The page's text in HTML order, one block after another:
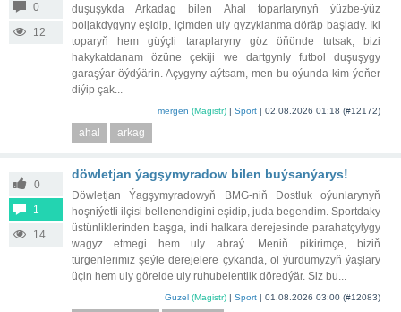
0
12
duşuşykda Arkadag bilen Ahal toparlarynyň ýüzbe-ýüz
boljakdygyny eşidip, içimden uly gyzyklanma döräp başlady. Iki
toparyň hem güýçli taraplaryny göz öňünde tutsak, bizi
hakykatdanam özüne çekiji we dartgynly futbol duşuşygy
garaşýar öýdýärin. Açygyny aýtsam, men bu oýunda kim ýeňer
diýip çak...
mergen (Magistr) |Sport | 02.08.2026 01:18 (#12172)
ahal arkag
0
1
14
döwletjan ýagşymyradow bilen buýsanýarys!
Döwletjan Ýagşymyradowyň BMG-niň Dostluk oýunlarynyň
hoşniýetli ilçisi bellenendigini eşidip, juda begendim. Sportdaky
üstünliklerinden başga, indi halkara derejesinde parahatçylygy
wagyz etmegi hem uly abraý. Meniň pikirimçe, biziň
türgenlerimiz şeýle derejelere çykanda, ol ýurdumyzyň ýaşlary
üçin hem uly görelde uly ruhubelentlik döredýär. Siz bu...
Guzel (Magistr) |Sport | 01.08.2026 03:00 (#12083)